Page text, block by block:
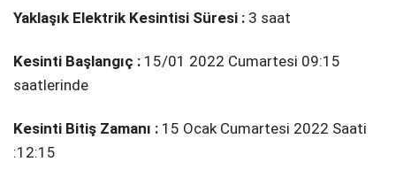
Yaklaşık Elektrik Kesintisi Süresi : 3 saat
Kesinti Başlangıç : 15/01 2022 Cumartesi 09:15
saatlerinde
Kesinti Bitiş Zamanı : 15 Ocak Cumartesi 2022 Saati
:12:15